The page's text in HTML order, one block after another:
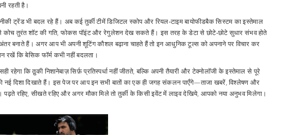
रहती है।
ट्रेंड भी बदल रहे हैं। अब कई तुर्की टीमें डिजिटल स्कोप और रियल‑टाइम बायोफीडबैक सिस्टम का इस्तेमाल
कोच तुरंत शॉट की गति, फोकस पॉइंट और रेगुलेशन देख सकते हैं। इस तरह के डेटा से छोटे‑छोटे सुधार संभव होते
बनाते हैं। अगर आप भी अपनी शूटिंग कौशल बढ़ाना चाहते हैं तो इन आधुनिक टूल्स को अपनाने पर विचार कर
रखें कि बेसिक फॉर्म कभी नहीं बदलता।
रहेगा कि तुर्‍की निशानेबाज़ सिर्फ़ प्रतिस्पर्धा नहीं जीतते, बल्कि अपनी तैयारी और टेक्नोलॉजी के इस्तेमाल से पूरे
नई दिशा दिखाते हैं। इस पेज पर आप इन सभी बातों का एक ही जगह संकलन पाएँगे—ताजा खबरें, विश्लेषण और
पढ़ते रहिए, सीखते रहिए और अगर मौका मिले तो तुर्की के किसी इवेंट में लाइव देखिये, आपको नया अनुभव मिलेगा।